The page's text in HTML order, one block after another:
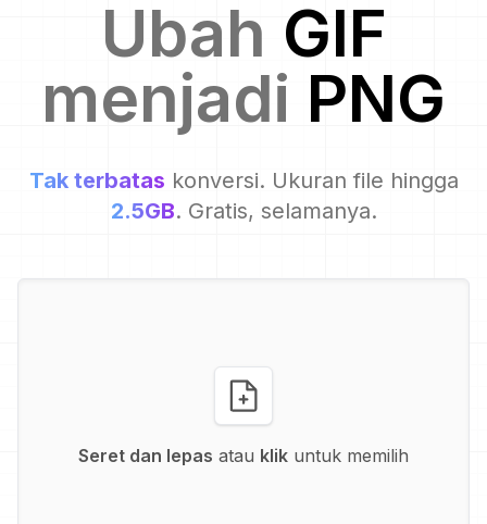
Ubah GIF
menjadi PNG
Tak terbatas konversi. Ukuran file hingga
2.5GB. Gratis, selamanya.
Seret dan lepas atau klik untuk memilih